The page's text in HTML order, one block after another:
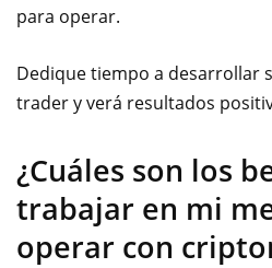
para operar.
Dedique tiempo a desarrollar
trader y verá resultados
¿Cuáles son los
trabajar en mi
operar con